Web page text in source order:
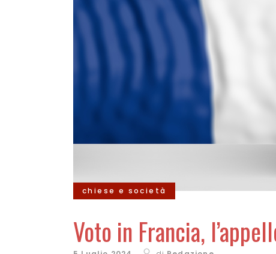
chiese e società
Voto in Francia,